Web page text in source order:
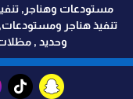
مستودعات وهناجر,
تنفيذ هناجر
وحديد ,